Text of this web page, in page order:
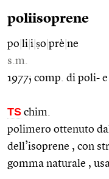
poliisoprene
po li i ṣo prè ne
s.m.
1977; comp. di poli- e
TS chim.
polimero ottenuto
dell’isoprene , con
gomma naturale ,